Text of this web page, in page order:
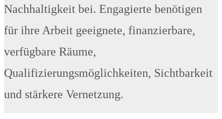
Nachhaltigkeit bei. Engagierte benötigen
für ihre Arbeit geeignete, finanzierbare,
verfügbare Räume,
Qualifizierungsmöglichkeiten, Sichtbarkeit
und stärkere Vernetzung.